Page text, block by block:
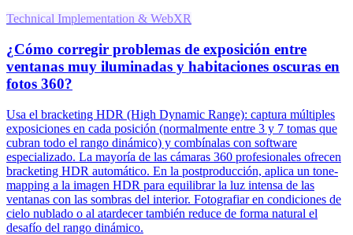
Technical Implementation & WebXR
¿Cómo corregir problemas de exposición entre
ventanas muy iluminadas y habitaciones oscuras en
fotos 360?
Usa el bracketing HDR (High Dynamic Range): captura múltiples
exposiciones en cada posición (normalmente entre 3 y 7 tomas que
cubran todo el rango dinámico) y combínalas con software
especializado. La mayoría de las cámaras 360 profesionales ofrecen
bracketing HDR automático. En la postproducción, aplica un tone-
mapping a la imagen HDR para equilibrar la luz intensa de las
ventanas con las sombras del interior. Fotografiar en condiciones de
cielo nublado o al atardecer también reduce de forma natural el
desafío del rango dinámico.